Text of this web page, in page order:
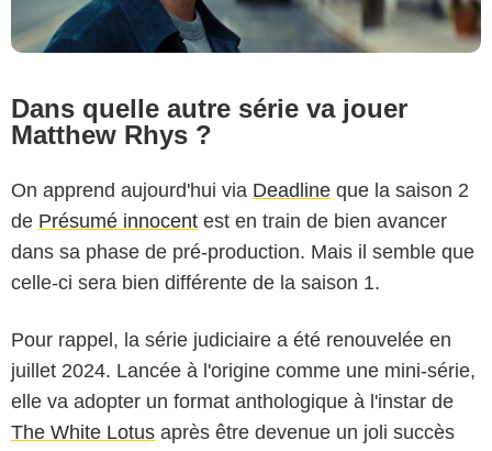
Dans quelle autre série va jouer
Matthew Rhys ?
On apprend aujourd'hui via Deadline que la saison 2
de Présumé innocent est en train de bien avancer
dans sa phase de pré-production. Mais il semble que
celle-ci sera bien différente de la saison 1.
Pour rappel, la série judiciaire a été renouvelée en
juillet 2024. Lancée à l'origine comme une mini-série,
elle va adopter un format anthologique à l'instar de
The White Lotus après être devenue un joli succès